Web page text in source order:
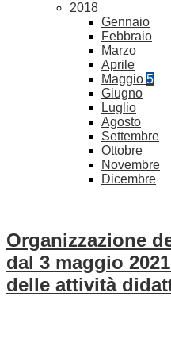
2018
Gennaio
Febbraio
Marzo
Aprile
Maggio 5
Giugno
Luglio
Agosto
Settembre
Ottobre
Novembre
Dicembre
Organizzazione
dal 3 maggio
delle attività